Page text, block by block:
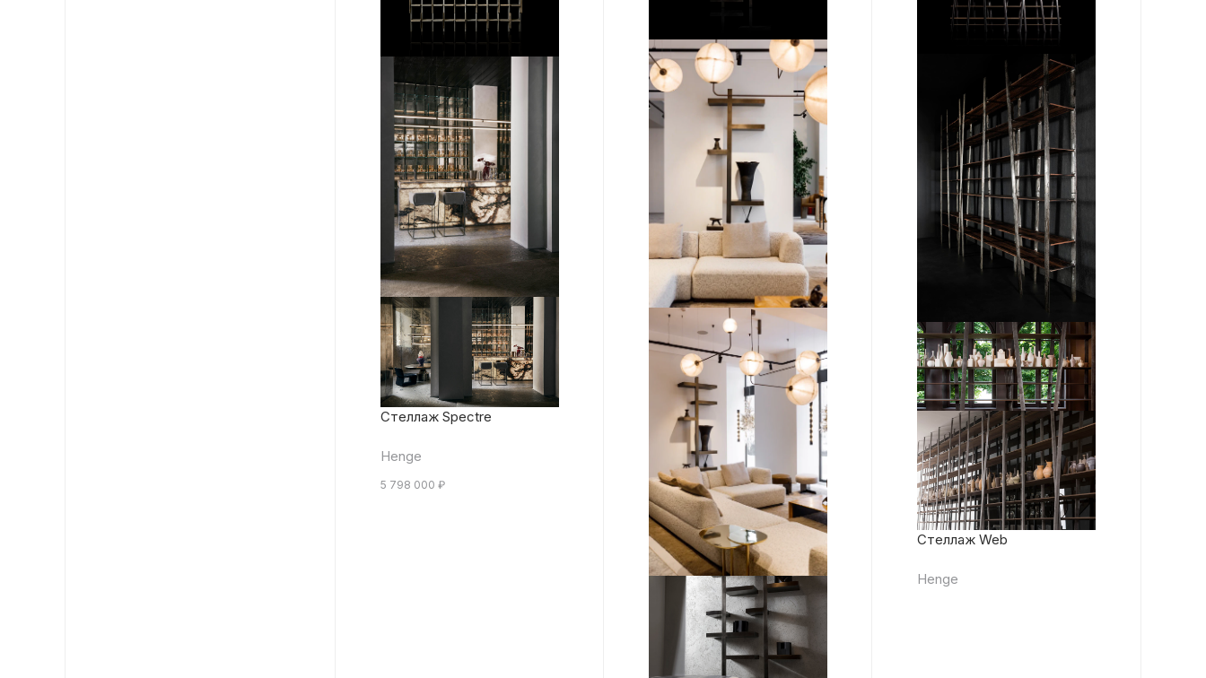
Стеллаж Spectre
Henge
5 798 000 ₽
Стеллаж Web
Henge